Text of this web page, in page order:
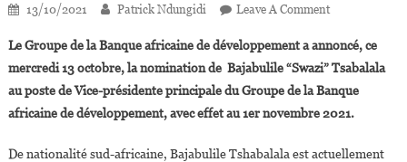
13/10/2021 Patrick Ndungidi Leave A CommentOn
‘’Swazi’’
Tshabalala
Nommée
Vice-
Principale
Le Groupe de la Banque africaine de développement a annoncé, ce
mercredi 13 octobre, la nomination de Bajabulile “Swazi” Tsabalala
au poste de Vice-présidente principale du Groupe de la Banque
africaine de développement, avec effet au 1er novembre 2021.
De nationalité sud-africaine, Bajabulile Tshabalala est actuellement